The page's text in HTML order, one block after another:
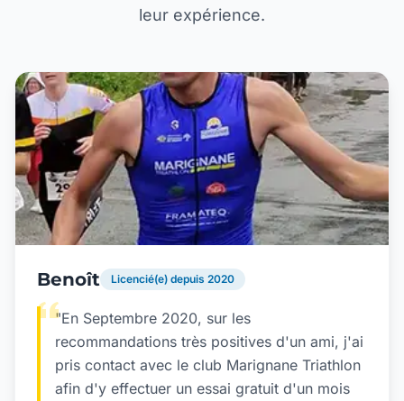
leur expérience.
Benoît Licencié(e) depuis 2020
"En Septembre 2020, sur les
recommandations très positives d'un ami, j'ai
pris contact avec le club Marignane Triathlon
afin d'y effectuer un essai gratuit d'un mois